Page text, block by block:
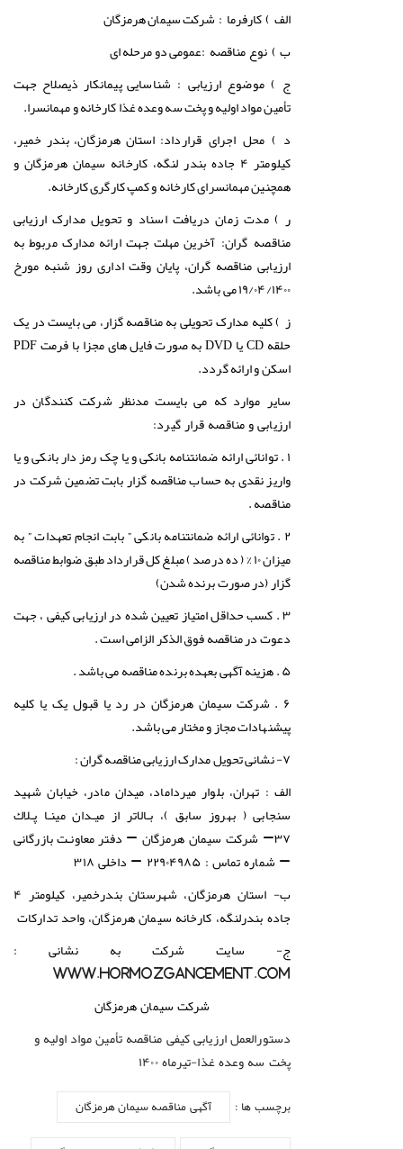
الف ) کارفرما : شرکت سیمان هرمزگان
ب ) نوع مناقصه :عمومی دو مرحله ای
ج ) موضوع ارزیابی : شناسایی پیمانکار ذیصلاح جهت
تأمین مواد اولیه و پخت سه وعده غذا کارخانه و مهمانسرا.
د ) محل اجرای قرارداد: استان هرمزگان، بندر خمیر،
کیلومتر ۴ جاده بندر لنگه، کارخانه سیمان هرمزگان و
همچنین مهمانسرای کارخانه و کمپ کارگری کارخانه.
ر ) مدت زمان دریافت اسناد و تحویل مدارک ارزیابی
مناقصه گران:آخرین مهلت جهت ارائه مدارک مربوط به
ارزیابی مناقصه گران، پایان وقت اداری روز شنبه مورخ
۱۹/۰۴/۱۴۰۰ می باشد.
ز )کلیه مدارک تحویلی به مناقصه گزار، می بایست در یک
حلقه CD یا DVD به صورت فایل های مجزا با فرمت PDF
اسکن و ارائه گردد.
سایر موارد که می بایست مدنظر شرکت کنندگان در
ارزیابی و مناقصه قرار گیرد:
۱ . توانائی ارائه ضمانتنامه بانکی و یا چک رمز دار بانکی و یا
واریز نقدی به حساب مناقصه گزار بابت تضمین شرکت در
مناقصه .
۲ . توانائی ارائه ضمانتنامه بانکی ” بابت انجام تعهدات ” به
میزان ۱۰ % ( ده درصد ) مبلغ کل قرارداد طبق ضوابط مناقصه
گزار (در صورت برنده شدن)
۳ . کسب حداقل امتیاز تعیین شده در ارزیابی کیفی ، جهت
دعوت در مناقصه فوق الذکر الزامی است .
۵ . هزینه آگهی بعهده برنده مناقصه می باشد .
۶ . شرکت سیمان هرمزگان در رد یا قبول یک یا کلیه
پیشنهادات مجاز و مختار می باشد.
۷- نشانی تحویل مدارک ارزیابی مناقصه گران :
الف : تهران، بلوار میرداماد، میدان مادر، خیابان شهید
سنجابی ( بهروز سابق )، بـالاتر از میـدان مینـا پـلاك
۳۷– شرکت سیمان هرمزگان – دفتر معاونـت بازرگانی
– شماره تماس : ۲۲۹۰۴۹۸۵ – داخلی ۳۱۸
ب- استان
هرمزگان، شهرستان بندرخمير، كيلومتر ۴
جاده بندرلنگه، كارخانه سيمان هرمزگان، واحد تداركات
ج- سایت شرکت به نشانی :
www.Hormozgancement.com
شرکت سیمان هرمزگان
دستورالعمل ارزیابی کیفی مناقصه تأمین مواد اولیه و
پخت سه وعده غذا-تیرماه ۱۴۰۰
برچسب ها : آگهی مناقصه سیمان هرمزگان